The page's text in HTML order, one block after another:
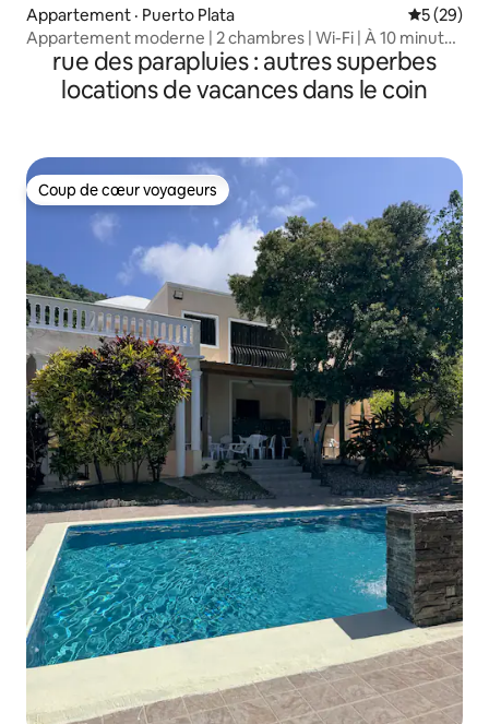
Appartement · Puerto Plata Note
5 (29)
Appartement moderne | 2 chambres | Wi-Fi | À 10 minutes
du centre
rue des parapluies : autres superbes
locations de vacances dans le coin
Coup de cœur voyageurs
Coup de cœur voyageurs